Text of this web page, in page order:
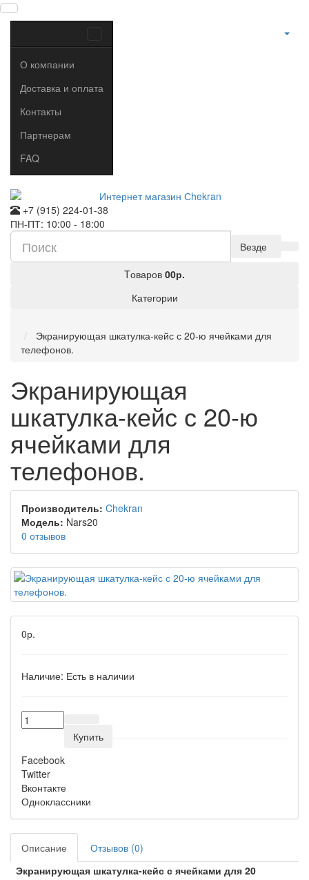
О компании
Доставка и оплата
Контакты
Партнерам
FAQ
+7 (915) 224-01-38
ПН-ПТ: 10:00 - 18:00
Везде
Tоваров 00р.
Категории
Экранирующая шкатулка-кейс с 20-ю ячейками для
телефонов.
Экранирующая
шкатулка-кейс с 20-ю
ячейками для
телефонов.
Производитель: Chekran
Модель: Nars20
0 отзывов
0р.
Наличие: Есть в наличии
Купить
Facebook
Twitter
Вконтакте
Одноклассники
Описание
Отзывов (0)
Экранирующая шкатулка-кейс с ячейками для 20